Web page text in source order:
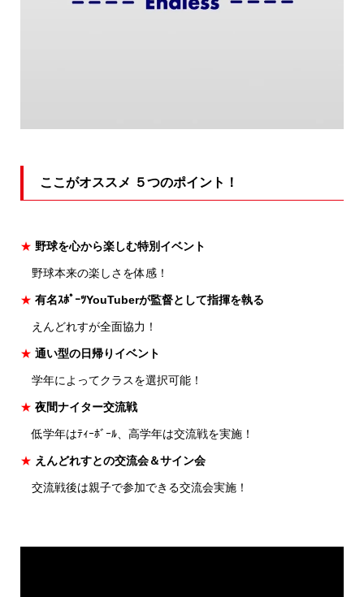
ここがオススメ ５つのポイント！
★ 野球を心から楽しむ特別イベント
野球本来の楽しさを体感！
★ 有名ｽﾎﾟｰﾂYouTuberが監督として指揮を執る
えんどれすが全面協力！
★ 通い型の日帰りイベント
学年によってクラスを選択可能！
★ 夜間ナイター交流戦
低学年はﾃｨｰﾎﾞｰﾙ、高学年は交流戦を実施！
★ えんどれすとの交流会＆サイン会
交流戦後は親子で参加できる交流会実施！